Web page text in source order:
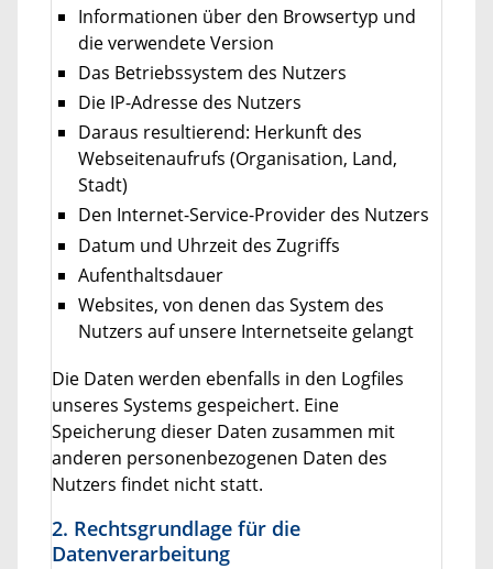
Informationen über den Browsertyp und
die verwendete Version
Das Betriebssystem des Nutzers
Die IP-Adresse des Nutzers
Daraus resultierend: Herkunft des
Webseitenaufrufs (Organisation, Land,
Stadt)
Den Internet-Service-Provider des Nutzers
Datum und Uhrzeit des Zugriffs
Aufenthaltsdauer
Websites, von denen das System des
Nutzers auf unsere Internetseite gelangt
Die Daten werden ebenfalls in den Logfiles
unseres Systems gespeichert. Eine
Speicherung dieser Daten zusammen mit
anderen personenbezogenen Daten des
Nutzers findet nicht statt.
2. Rechtsgrundlage für die
Datenverarbeitung